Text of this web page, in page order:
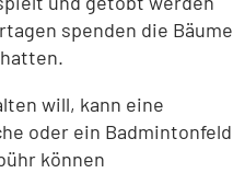
spenden die Bäume
will, kann eine
oder ein Badmintonfeld
können